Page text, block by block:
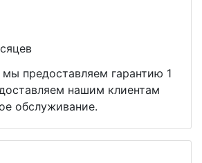
предоставляем гарантию 1
нашим клиентам
обслуживание.